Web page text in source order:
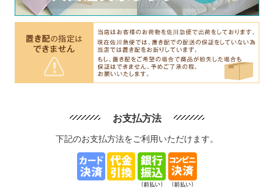
お支払方法
下記のお支払方法をご利用いただけます。